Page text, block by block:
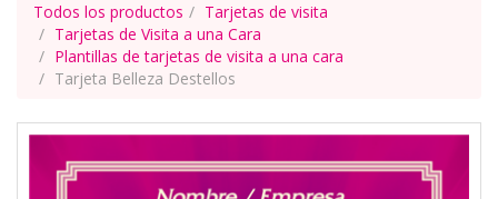
Todos los productos
Tarjetas de visita
Tarjetas de Visita a una Cara
Plantillas de tarjetas de visita a una cara
Tarjeta Belleza Destellos